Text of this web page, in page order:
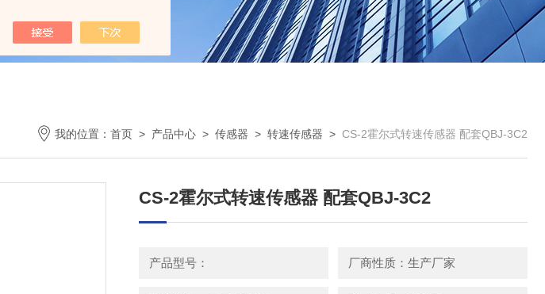
我的位置： 首页 > 产品中心 > 传感器 > 转速传感器 > CS-2霍尔式转速传感器 配套QBJ-3C2
CS-2霍尔式转速传感器 配套QBJ-3C2
产品型号： 厂商性质：生产厂家